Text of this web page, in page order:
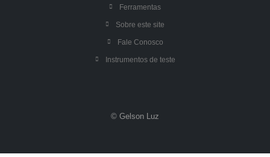
Ferramentas
Sobre este site
Fale Conosco
Instrumentos de teste
© Gelson Luz